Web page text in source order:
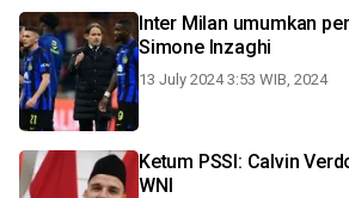
Inter Milan umumkan
Simone Inzaghi
13 July 2024 3:53 WIB, 2024
Ketum PSSI: Calvin
WNI